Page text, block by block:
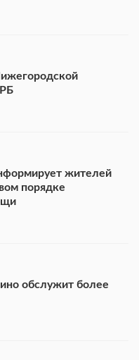
жителей
порядке
обслужит более